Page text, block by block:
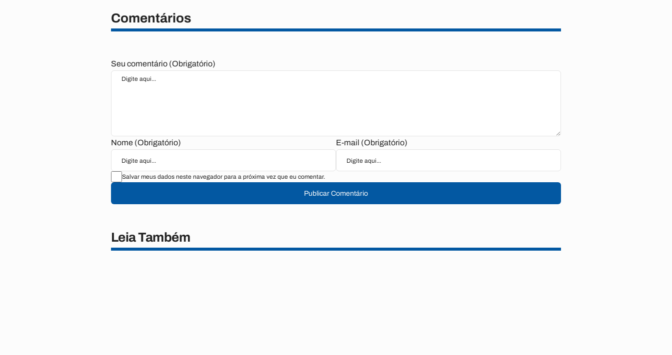
Comentários
Seu comentário (Obrigatório)
Nome (Obrigatório) E-mail (Obrigatório)
Salvar meus dados neste navegador para a próxima vez que eu comentar.
Publicar Comentário
Leia Também